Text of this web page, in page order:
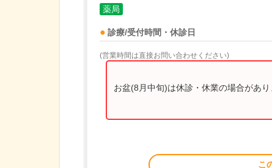
薬局
診療/受付時間・休診日
(営業時間は直接お問い合わせください)
お盆(8月中旬)は休診・休業の場合があ
こ